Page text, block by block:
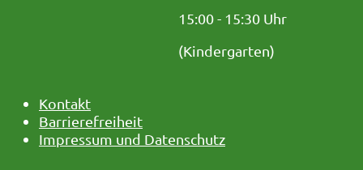
15:00 - 15:30 Uhr
(Kindergarten)
Kontakt
Barrierefreiheit
Impressum und Datenschutz